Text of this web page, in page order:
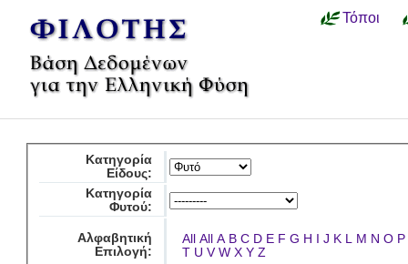
Τόποι
Κατηγορία
Είδους:
Κατηγορία
Φυτού:
Αλφαβητική
Επιλογή:
All All A B C D E F G H I J K L M N O P
T U V W X Y Z